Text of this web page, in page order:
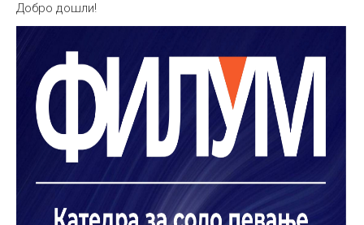
Добро дошли!